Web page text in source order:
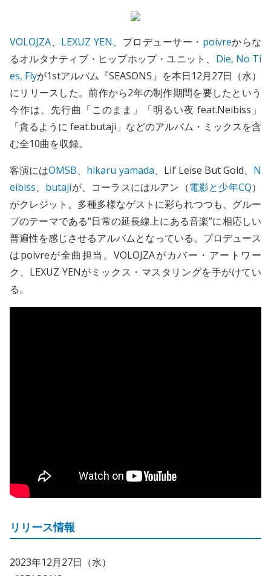
VOLOJZA、 LEXUZ YEN、プロデューサー・ poivreからな
るオルタナティブ・ヒップホップ・ユニット、 Die, No Ti
es, Flyが1stアルバム『SEASONS』を本日12月27日（水）
にリリースした。前作から2年の制作期間を要したという
今作は、先行曲「このまま」「明るい夜 feat.Neibiss」
「貪るように feat.butaji」などのアルバム・ミックスを含
む全10曲を収録。
客演にはOMSB、 hikaru yamada、Lil’ Leise But Gold、 N
eibiss、 butajiが、コーラスにはルアン（電影と少年CQ）
がクレジット。多種多様なゲストに彩られつつも、グルー
プのテーマである“日常の延長線上にある音楽”に相応しい
普遍性を感じさせるアルバムとなっている。プロデュース
はpoivreが全曲担当。VOLOJZAがカバー・アートワー
ク、LEXUZ YENがミックス・マスタリングを手がけてい
る。
リリース情報
2023年12月27日（水）